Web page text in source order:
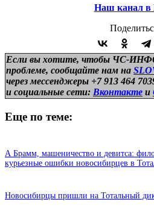
Наш канал
Если вы хотите, чтобы ЧС-
проблеме, сообщайте нам на
через мессенджеры +7 913 464
и социальные сети: Вконтакте и
Еще по теме:
А Брамм, машеничество и девитса:
курьезные ошибки новосибирцев в
Новосибирцы пришли на Тотальный